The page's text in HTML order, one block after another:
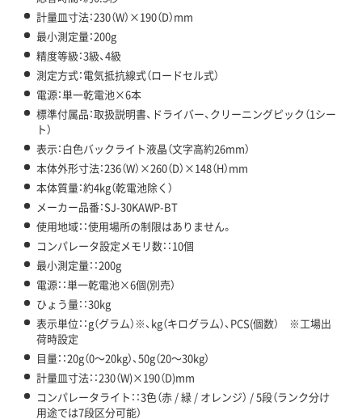
計量皿寸法：230（W）×190（D）mm
最小測定量：200g
精度等級：3級、4級
測定方式：電気抵抗線式（ロードセル式）
電源：単一乾電池×6本
標準付属品：取扱説明書、ドライバー、クリーニングピック（1シー
ト）
表示：白色バックライト液晶（文字高約26mm）
本体外形寸法：236（W）×260（D）×148（H）mm
本体質量：約4kg（乾電池除く）
メーカー品番：SJ-30KAWP-BT
使用地域：：使用場所の制限はありません。
コンパレータ設定メモリ数：：10個
最小測定量：：200g
電源：：単一乾電池×6個(別売）
ひょう量：：30kg
表示単位：：g（グラム）※、kg（キログラム）、PCS(個数） ※工場出
荷時設定
目量：：20g（0～20kg）、50g（20～30kg）
計量皿寸法：：230（W)×190（D)mm
コンパレータライト：：3色（赤 / 緑 / オレンジ） / 5段（ランク分け
用途では7段区分可能）